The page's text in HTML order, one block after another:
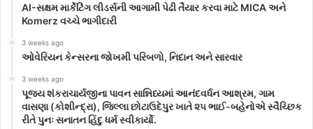
AI-સક્ષમ માર્કેટિંગ લીડર્સની આગામી પેઢી તૈયાર કરવા માટે MICA અને
Komerz વચ્ચે ભાગીદારી
3 weeks ago
ઓવેરિયન કેન્સરના જોખમી પરિબળો, નિદાન અને સારવાર
3 weeks ago
પૂજ્ય શંકરાચાર્યજીના પાવન સાન્નિધ્યમાં આનંદવર્ધન આશ્રમ, ગામ
વાસણા (કોશીન્દ્રા), જિલ્લા છોટાઉદેપુર ખાતે ૨૫ ભાઈ-બહેનોએ સ્વૈચ્છિક
રીતે પુનઃ સનાતન હિંદુ ધર્મ સ્વીકાર્યો.